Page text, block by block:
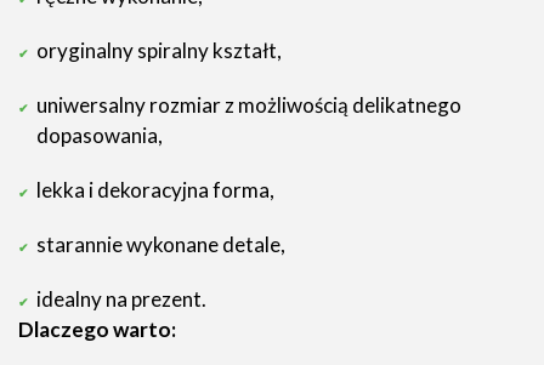
oryginalny spiralny kształt,
uniwersalny rozmiar z możliwością delikatnego
dopasowania,
lekka i dekoracyjna forma,
starannie wykonane detale,
idealny na prezent.
Dlaczego warto: